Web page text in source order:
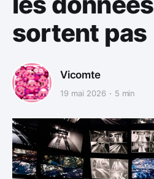
sortent pas
Vicomte
19 mai 2026 5 min